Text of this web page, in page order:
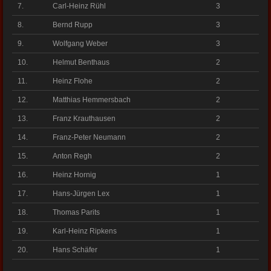
7. Carl-Heinz Rühl 3
8. Bernd Rupp 3
9. Wolfgang Weber 3
10. Helmut Benthaus 2
11. Heinz Flohe 2
12. Matthias Hemmersbach 2
13. Franz Krauthausen 2
14. Franz-Peter Neumann 2
15. Anton Regh 2
16. Heinz Hornig 1
17. Hans-Jürgen Lex 1
18. Thomas Parits 1
19. Karl-Heinz Ripkens 1
20. Hans Schäfer 1